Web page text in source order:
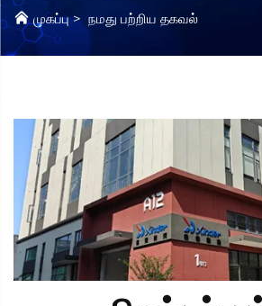
முகப்பு> நமது பற்றிய தகவல்